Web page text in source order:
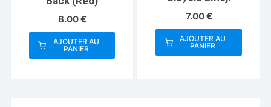
8.00€
AJOUTER AU
PANIER
7.00€
AJOUTER AU
PANIER